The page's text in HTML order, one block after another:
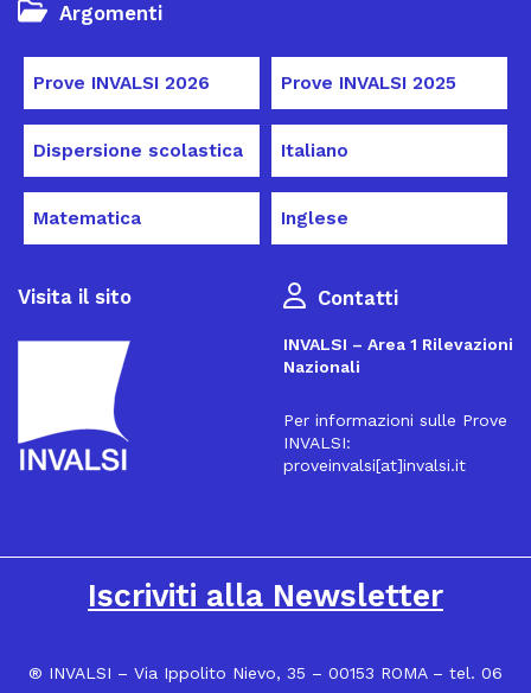
Argomenti
Prove INVALSI 2026 Prove INVALSI 2025
Dispersione scolastica Italiano
Matematica Inglese
Visita il sito Contatti
INVALSI – Area 1 Rilevazioni
Nazionali
Per informazioni sulle Prove
INVALSI:
proveinvalsi[at]invalsi.it
Iscriviti alla Newsletter
® INVALSI – Via Ippolito Nievo, 35 – 00153 ROMA – tel. 06